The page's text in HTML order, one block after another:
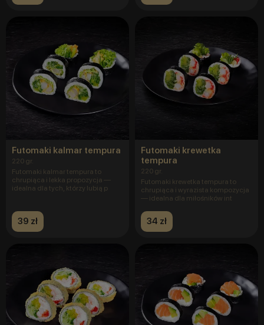
Futomaki kalmar tempura
220 gr.
Futomaki kalmar tempura to
chrupiąca i lekka propozycja —
idealna dla tych, którzy lubią p
39 zł
Futomaki krewetka
tempura
220 gr.
Futomaki krewetka tempura to
chrupiąca i wyrazista kompozycja
— idealna dla miłośników int
34 zł